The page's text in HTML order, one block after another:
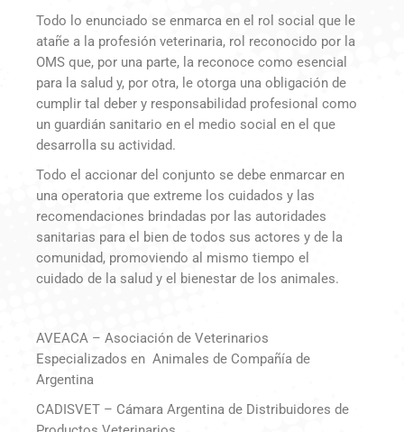
Todo lo enunciado se enmarca en el rol social que le
atañe a la profesión veterinaria, rol reconocido por la
OMS que, por una parte, la reconoce como esencial
para la salud y, por otra, le otorga una obligación de
cumplir tal deber y responsabilidad profesional como
un guardián sanitario en el medio social en el que
desarrolla su actividad.
Todo el accionar del conjunto se debe enmarcar en
una operatoria que extreme los cuidados y las
recomendaciones brindadas por las autoridades
sanitarias para el bien de todos sus actores y de la
comunidad, promoviendo al mismo tiempo el
cuidado de la salud y el bienestar de los animales.
AVEACA – Asociación de Veterinarios
Especializados en Animales de Compañía de
Argentina
CADISVET – Cámara Argentina de Distribuidores de